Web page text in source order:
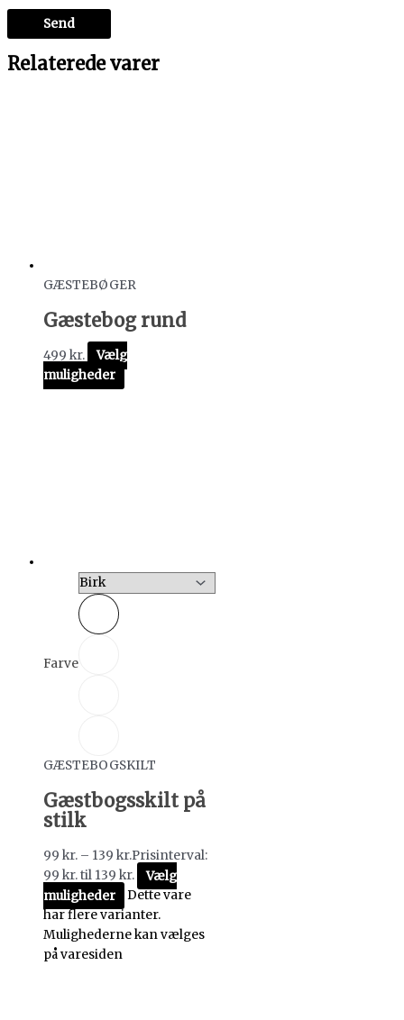
Relaterede varer
GÆSTEBØGER
Gæstebog rund
499 kr.
Vælg
muligheder
Farve
GÆSTEBOGSKILT
Gæstbogsskilt på
stilk
99 kr. – 139 kr.Prisinterval:
99 kr. til 139 kr.
Vælg
muligheder
Dette vare
har flere varianter.
Mulighederne kan vælges
på varesiden